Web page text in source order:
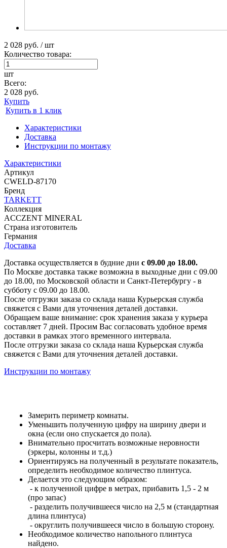
2 028 руб. / шт
Количество товара:
шт
Всего:
2 028 руб.
Купить
Купить в 1 клик
Характеристики
Доставка
Инструкции по монтажу
Характеристики
Артикул
CWELD-87170
Бренд
TARKETT
Коллекция
ACCZENT MINERAL
Страна изготовитель
Германия
Доставка
Доставка осуществляется в будние дни с 09.00 до 18.00.
По Москве доставка также возможна в выходные дни с 09.00
до 18.00, по Московской области и Санкт-Петербургу - в
субботу с 09.00 до 18.00.
После отгрузки заказа со склада наша Курьерская служба
свяжется с Вами для уточнения деталей доставки.
Обращаем ваше внимание: срок хранения заказа у курьера
составляет 7 дней. Просим Вас согласовать удобное время
доставки в рамках этого временного интервала.
После отгрузки заказа со склада наша Курьерская служба
свяжется с Вами для уточнения деталей доставки.
Инструкции по монтажу
Замерить периметр комнаты.
Уменьшить полученную цифру на ширину двери и
окна (если оно спускается до пола).
Внимательно просчитать возможные неровности
(эркеры, колонны и т.д.)
Ориентируясь на полученный в результате показатель,
определить необходимое количество плинтуса.
Делается это следующим образом:
- к полученной цифре в метрах, прибавить 1,5 - 2 м
(про запас)
- разделить получившееся число на 2,5 м (стандартная
длина плинтуса)
- округлить получившееся число в большую сторону.
Необходимое количество напольного плинтуса
найдено.